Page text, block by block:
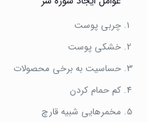
چربی پوست
خشکی پوست
حساسیت به برخی محصولات
کم حمام کردن
مخمرهایی شبیه قارچ